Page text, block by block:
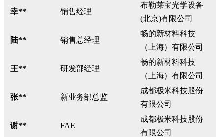
幸** 销售经理
布勒莱宝光学设备
(北京)有限公司
陆** 销售总经理
畅的新材料科技
（上海）有限公司
王** 研发部经理
畅的新材料科技
（上海）有限公司
张** 新业务部总监
成都极米科技股份
有限公司
谢** FAE
成都极米科技股份
有限公司